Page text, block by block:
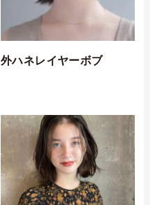
外ハネレイヤーボブ